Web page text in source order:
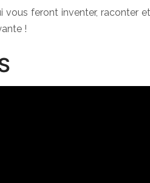
feront inventer, raconter
!